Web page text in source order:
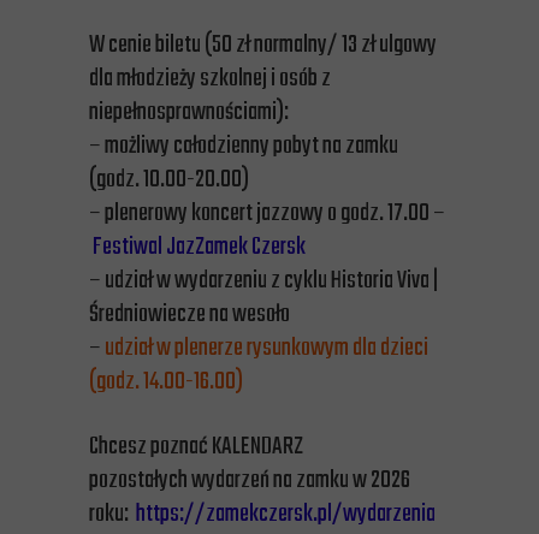
W cenie biletu (50 zł normalny/ 13 zł ulgowy
dla młodzieży szkolnej i osób z
niepełnosprawnościami):
– możliwy całodzienny pobyt na zamku
(godz. 10.00-20.00)
– plenerowy koncert jazzowy o godz. 17.00 –
Festiwal JazZamek Czersk
– udział w wydarzeniu z cyklu Historia Viva |
Średniowiecze na wesoło
–udział w plenerze rysunkowym dla dzieci
(godz. 14.00-16.00)
Chcesz poznać KALENDARZ
pozostałych wydarzeń na zamku w 2026
roku: https://zamekczersk.pl/wydarzenia